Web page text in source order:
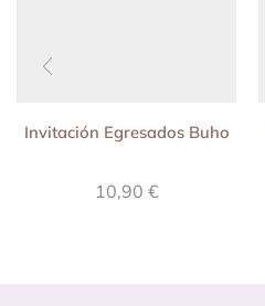
Invitación Egresados Buho
10,90 €